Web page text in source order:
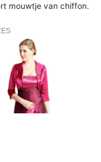
mouwtje van chiffon.